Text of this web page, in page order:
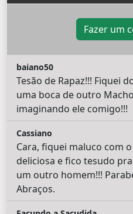
Fazer um
baiano50
Tesão de Rapaz!!! Fiquei
uma boca de outro
imaginando ele comigo!!!
Cassiano
Cara, fiquei maluco com
deliciosa e fico tesudo
um outro homem!!!
Abraços.